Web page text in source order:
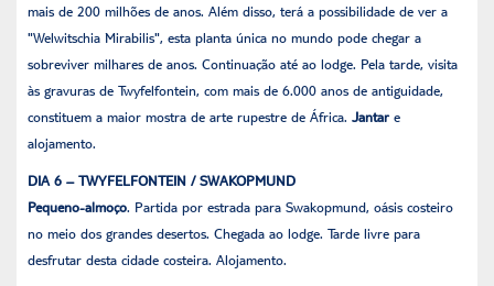
mais de 200 milhões de anos. Além disso, terá a possibilidade de ver a
"Welwitschia Mirabilis", esta planta única no mundo pode chegar a
sobreviver milhares de anos. Continuação até ao lodge. Pela tarde, visita
às gravuras de Twyfelfontein, com mais de 6.000 anos de antiguidade,
constituem a maior mostra de arte rupestre de África. Jantare
alojamento.
DIA 6 – TWYFELFONTEIN / SWAKOPMUND
Pequeno-almoço. Partida por estrada para Swakopmund, oásis costeiro
no meio dos grandes desertos. Chegada ao lodge. Tarde livre para
desfrutar desta cidade costeira. Alojamento.